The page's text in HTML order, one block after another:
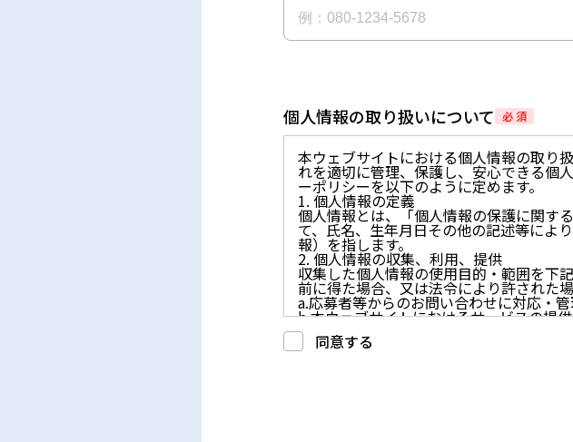
個人情報の取り扱いについて 必 須
本ウェブサイトにおける個人情報の取り
れを適切に管理、保護し、安心できる個
ーポリシーを以下のように定めます。
1. 個人情報の定義
個人情報とは、「個人情報の保護に関す
て、氏名、生年月日その他の記述等によ
報）を指します。
2. 個人情報の収集、利用、提供
収集した個人情報の使用目的・範囲を下
前に得た場合、又は法令により許された
a.応募者等からのお問い合わせに対応・
b.本ウェブサイトにおけるサービスの提
c.重要なお知らせなど必要に応じたご連絡
d.上記の利用目的に付随する目的
同意する